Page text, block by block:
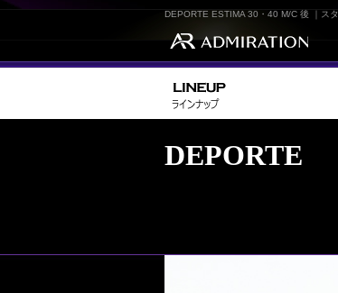
DEPORTE ESTIMA 30・40 M/C 後 ｜ス
DEPORTE